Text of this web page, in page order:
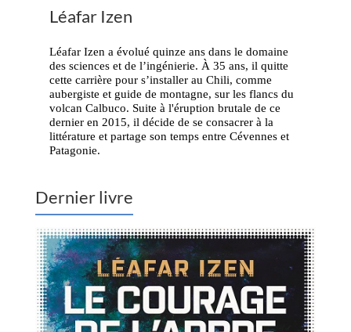
Léafar Izen
Léafar Izen a évolué quinze ans dans le domaine
des sciences et de l’ingénierie. À 35 ans, il quitte
cette carrière pour s’installer au Chili, comme
aubergiste et guide de montagne, sur les flancs du
volcan Calbuco. Suite à l'éruption brutale de ce
dernier en 2015, il décide de se consacrer à la
littérature et partage son temps entre Cévennes et
Patagonie.
Dernier livre